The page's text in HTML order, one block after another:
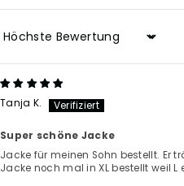
Sort by
Tanja K.
Super schöne Jacke
Jacke für meinen Sohn bestellt. Er
Jacke noch mal in XL bestellt weil L